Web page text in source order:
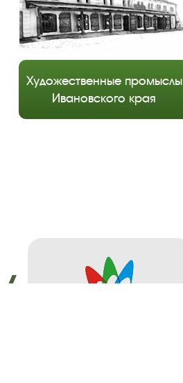
Художественные промыслы
Ивановского края